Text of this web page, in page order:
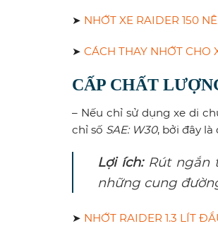
➤ NHỚT XE RAIDER 150
➤ CÁCH THAY NHỚT CHO
CẤP CHẤT
– Nếu chỉ sử dụng xe di
chỉ số SAE: W30, bởi đây
Lợi ích:Rút ngắn
những cung
➤ NHỚT RAIDER 1.3 LÍT